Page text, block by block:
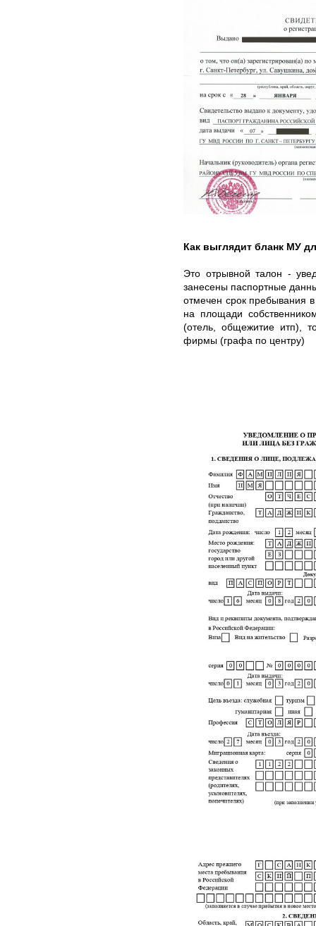
Как выглядит бланк МУ
Это отрывной талон -
занесены паспортные
отмечен срок пребывания
на площади
(отель, общежитие итп),
фирмы (графа по центру)